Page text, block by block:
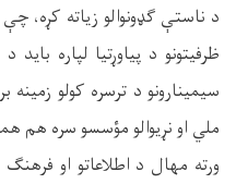
د ناستې ګډونوالو زیاته کړه،
ظرفیتونو د پیاوړتیا لپاره باید
سیمینارونو د ترسره کولو
ملي او نړیوالو مؤسسو سره هم
ورته مهال د اطلاعاتو او